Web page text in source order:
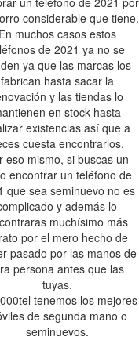
considerable que tiene.
En muchos casos estos
de 2021 ya no se
ya que las marcas los
fabrican hasta sacar la
y las tiendas lo
en stock hasta
existencias así que a
cuesta encontrarlos.
eso mismo, si buscas un
encontrar un teléfono de
que sea seminuevo no es
y además lo
muchísimo más
por el mero hecho de
pasado por las manos de
persona antes que las
tuyas.
tenemos los mejores
de segunda mano o
seminuevos.